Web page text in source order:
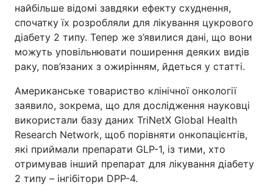
найбільше відомі завдяки ефекту схуднення,
спочатку їх розробляли для лікування цукрового
діабету 2 типу. Тепер же з’явилися дані, що вони
можуть уповільнювати поширення деяких видів
раку, пов’язаних з ожирінням, йдеться у статті.
Американське товариство клінічної онкології
заявило, зокрема, що для дослідження науковці
використали базу даних TriNetX Global Health
Research Network, щоб порівняти онкопацієнтів,
які приймали препарати GLP-1, із тими, хто
отримував інший препарат для лікування діабету
2 типу – інгібітори DPP-4.